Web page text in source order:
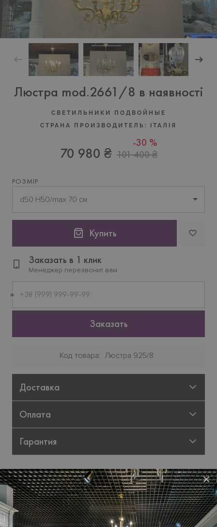
×
Люстра mod.2661/8 в наявності
СВЕТИЛЬНИКИ ПОДВОЙНЫЕ
СТРАНА ПРОИЗВОДИТЕЛЬ:
ІТАЛІЯ
70 980 ₴
-30 %
101 400 ₴
РОЗМІР
d50 H50/max 70 см
Купить
Заказать в 1 клик
Менеджер перезвонит вам
телефон
Заказать
Код товара Люстра 925/8
Доставка
Оплата
Гарантия
Поделиться FacebookTelegram
ViberWhatsApp
Описание